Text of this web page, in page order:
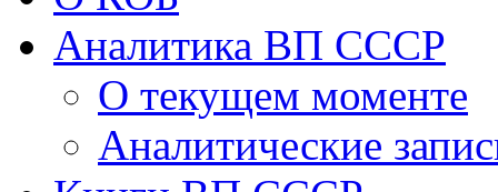
Аналитика ВП СССР
О текущем моменте
Аналитические